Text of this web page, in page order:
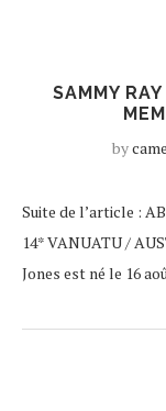
SAMMY
by
Suite de l’article :
14* VANUATU /
Jones est né le 16